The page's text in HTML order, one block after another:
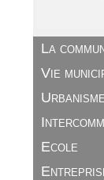
La
Vie
Urbanisme
Ecole